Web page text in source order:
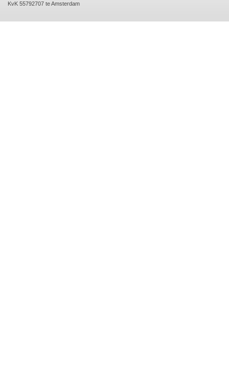
KvK 55792707 te Amsterdam